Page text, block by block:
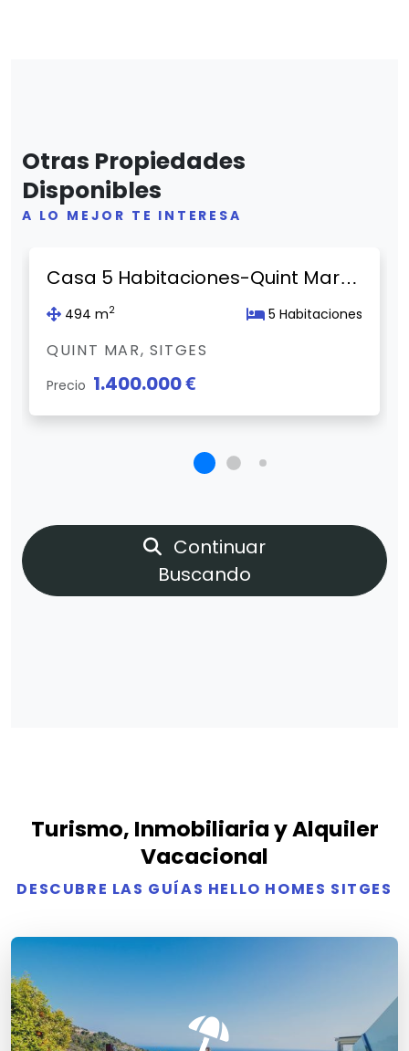
Otras Propiedades
Disponibles
A LO MEJOR TE INTERESA
Casa 5 Habitaciones-Quint Mar-Sitges
494 m2 5 Habitaciones
QUINT MAR, SITGES
Precio 1.400.000 €
Continuar
Buscando
Turismo, Inmobiliaria y Alquiler
Vacacional
DESCUBRE LAS GUÍAS HELLO HOMES SITGES